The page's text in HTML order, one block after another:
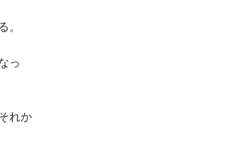
。
っ
れか
ぐ登録を！